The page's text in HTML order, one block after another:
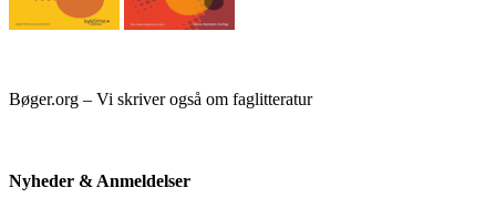
Bøger.org – Vi skriver også om faglitteratur
Nyheder & Anmeldelser